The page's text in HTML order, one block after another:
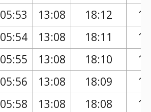
05:53 13:08 18:12
05:54 13:08 18:11
05:55 13:08 18:10
05:56 13:08 18:09
05:58 13:08 18:08